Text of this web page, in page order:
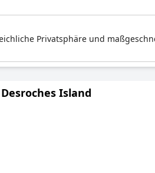
Privatsphäre und
Island